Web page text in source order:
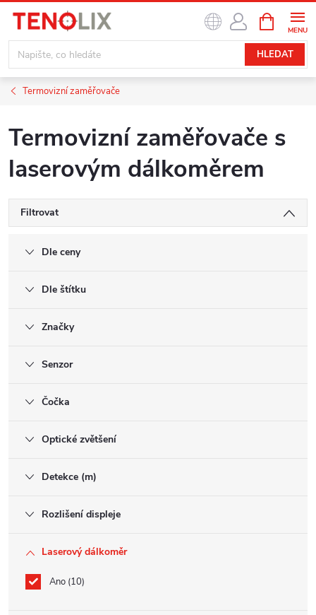
obsah
HLEDAT
NÁKUPNÍ
KOŠÍK
Termovizní zaměřovače
Termovizní zaměřovače s
laserovým dálkoměrem
Filtrovat
Dle ceny
Dle štítku
Značky
Senzor
Čočka
Optické zvětšení
Detekce (m)
Rozlišení displeje
Laserový dálkoměr
Ano 10